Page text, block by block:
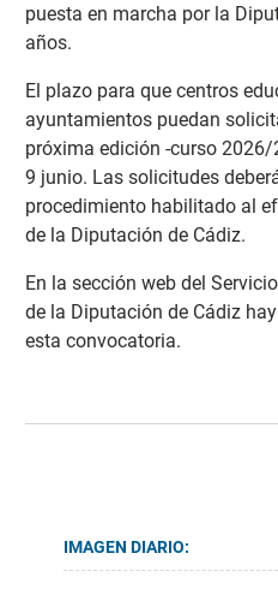
puesta en marcha por la
años.
El plazo para que centros
ayuntamientos puedan
próxima edición -curso
9 junio. Las solicitudes
procedimiento habilitado al
de la Diputación de Cádiz.
En la sección web del
de la Diputación de Cádiz
esta convocatoria.
IMAGEN DIARIO: